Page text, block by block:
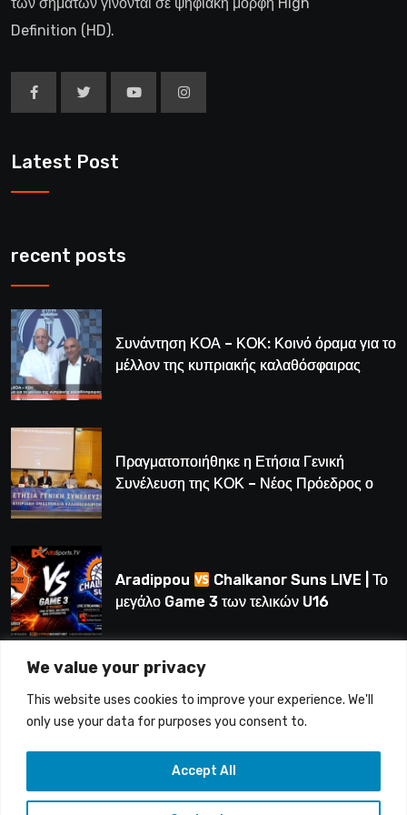
We value your privacy
This website uses cookies to improve your experience. We'll
only use your data for purposes you consent to.
Accept All
Definition (HD).
Latest Post
recent posts
Συνάντηση ΚΟΑ – ΚΟΚ: Κοινό όραμα για το
μέλλον της κυπριακής καλαθόσφαιρας
Πραγματοποιήθηκε η Ετήσια Γενική
Συνέλευση της ΚΟΚ – Νέος Πρόεδρος ο
Aradippou
Chalkanor Suns LIVE | Το
μεγάλο Game 3 των τελικών U16
LIVE | Ύδρα Ασφαλιστική ΕΝΑΔ vs
Άτλαντας Πάφου